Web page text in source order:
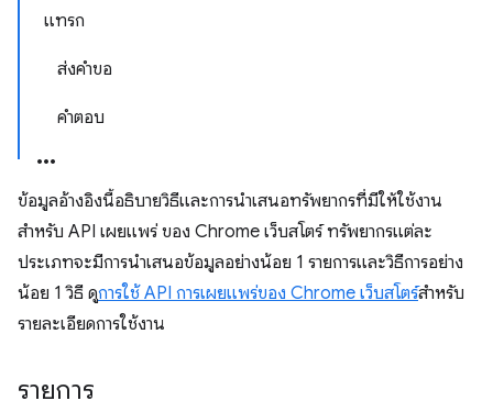
แทรก
ส่งคำขอ
คำตอบ
ข้อมูลอ้างอิงนี้อธิบายวิธีและการนำเสนอทรัพยากรที่มีให้ใช้งาน
สำหรับ API เผยแพร่ ของ Chrome เว็บสโตร์ ทรัพยากรแต่ละ
ประเภทจะมีการนำเสนอข้อมูลอย่างน้อย 1 รายการและวิธีการอย่าง
น้อย 1 วิธี ดูการใช้ API การเผยแพร่ของ Chrome เว็บสโตร์สำหรับ
รายละเอียดการใช้งาน
รายการ